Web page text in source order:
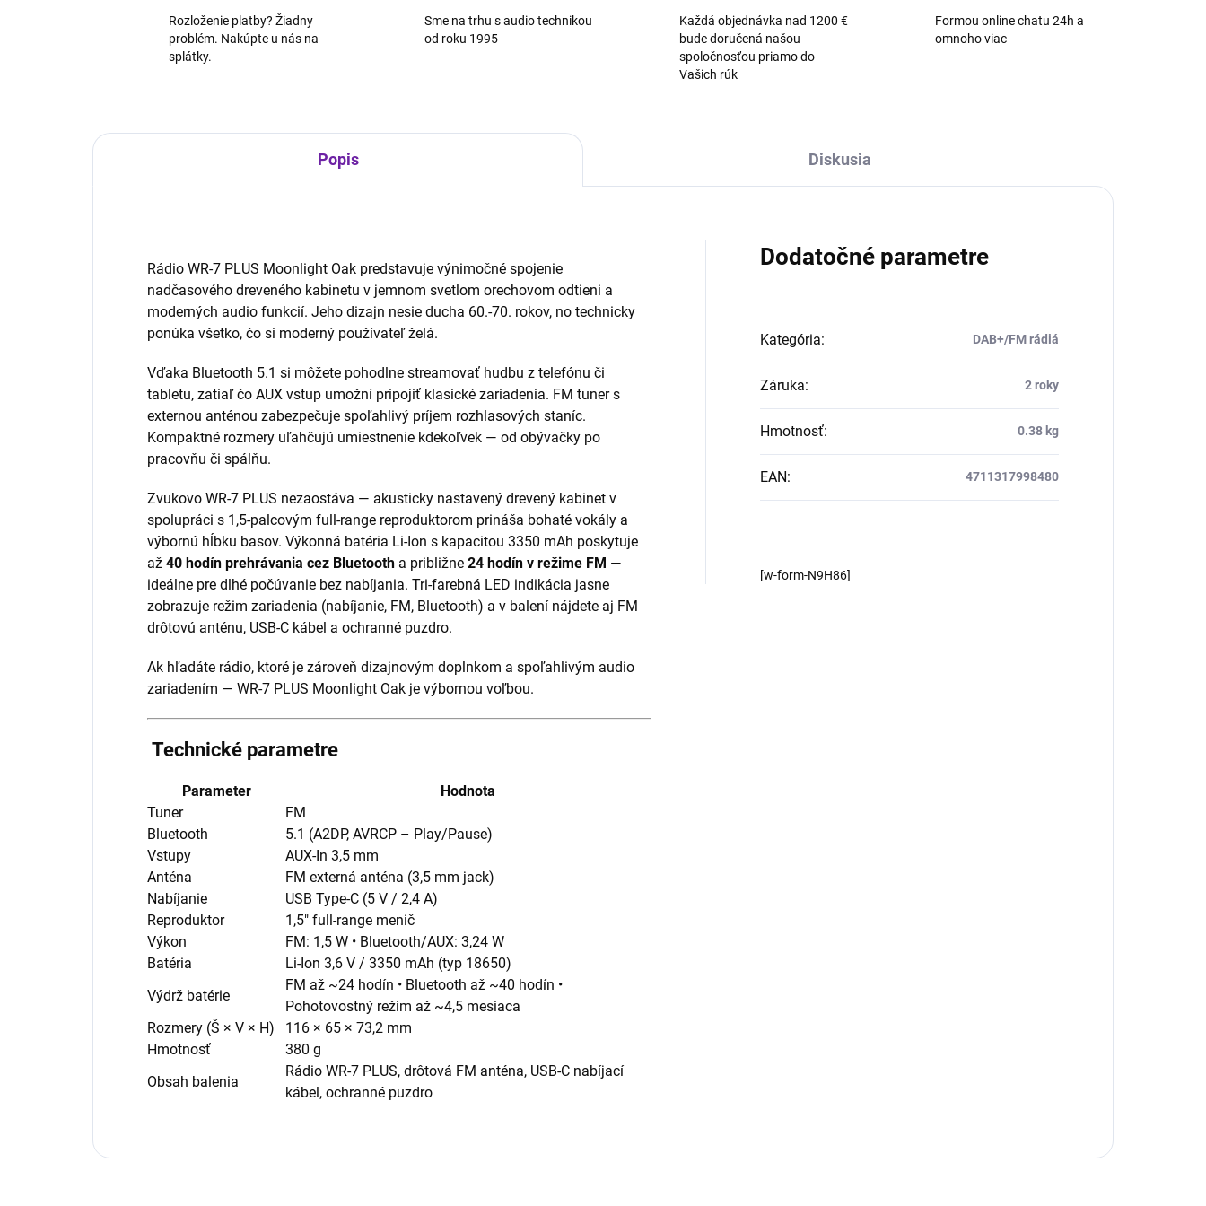
Rozloženie platby? Žiadny
problém. Nakúpte u nás na
splátky.
Sme na trhu s audio technikou
od roku 1995
Každá objednávka nad 1200 €
bude doručená našou
spoločnosťou priamo do
Vašich rúk
Formou online chatu 24h a
omnoho viac
Popis Diskusia
Rádio WR-7 PLUS Moonlight Oak predstavuje výnimočné spojenie
nadčasového dreveného kabinetu v jemnom svetlom orechovom odtieni a
moderných audio funkcií. Jeho dizajn nesie ducha 60.-70. rokov, no technicky
ponúka všetko, čo si moderný používateľ želá.
Vďaka Bluetooth 5.1 si môžete pohodlne streamovať hudbu z telefónu či
tabletu, zatiaľ čo AUX vstup umožní pripojiť klasické zariadenia. FM tuner s
externou anténou zabezpečuje spoľahlivý príjem rozhlasových staníc.
Kompaktné rozmery uľahčujú umiestnenie kdekoľvek — od obývačky po
pracovňu či spálňu.
Zvukovo WR-7 PLUS nezaostáva — akusticky nastavený drevený kabinet v
spolupráci s 1,5-palcovým full-range reproduktorom prináša bohaté vokály a
výbornú hĺbku basov. Výkonná batéria Li-Ion s kapacitou 3350 mAh poskytuje
až 40 hodín prehrávania cez Bluetooth a približne 24 hodín v režime FM —
ideálne pre dlhé počúvanie bez nabíjania. Tri-farebná LED indikácia jasne
zobrazuje režim zariadenia (nabíjanie, FM, Bluetooth) a v balení nájdete aj FM
drôtovú anténu, USB-C kábel a ochranné puzdro.
Ak hľadáte rádio, ktoré je zároveň dizajnovým doplnkom a spoľahlivým audio
zariadením — WR-7 PLUS Moonlight Oak je výbornou voľbou.
Technické parametre
Parameter
Hodnota
Tuner
FM
Bluetooth
5.1 (A2DP, AVRCP – Play/Pause)
Vstupy
AUX-In 3,5 mm
Anténa
FM externá anténa (3,5 mm jack)
Nabíjanie
USB Type-C (5 V / 2,4 A)
Reproduktor
1,5″ full-range menič
Výkon
FM: 1,5 W • Bluetooth/AUX: 3,24 W
Batéria
Li-Ion 3,6 V / 3350 mAh (typ 18650)
Výdrž batérie
FM až ~24 hodín • Bluetooth až ~40 hodín •
Pohotovostný režim až ~4,5 mesiaca
Rozmery (Š × V × H)
116 × 65 × 73,2 mm
Hmotnosť
380 g
Obsah balenia
Rádio WR-7 PLUS, drôtová FM anténa, USB-C nabíjací
kábel, ochranné puzdro
Dodatočné parametre
Kategória: DAB+/FM rádiá
Záruka: 2 roky
Hmotnosť: 0.38 kg
EAN: 4711317998480
[w-form-N9H86]